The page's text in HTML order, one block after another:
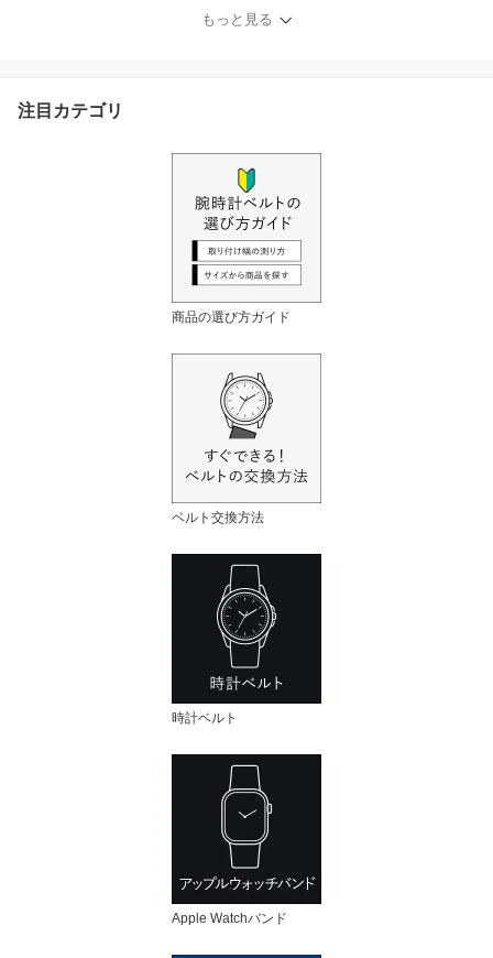
ch ベルト 革 本革 apple
watch 11 ~1 SE Ultra2 3
もっと見る
注目カテゴリ
商品の選び方ガイド
ベルト交換方法
時計ベルト
Apple Watchバンド